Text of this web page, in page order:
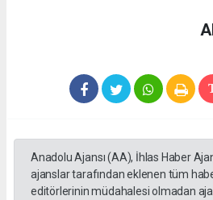
Anadolu Ajansı (AA), İhlas Haber
ajanslar tarafından eklenen tüm
editörlerinin müdahalesi olmadan